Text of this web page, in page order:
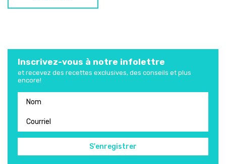
Inscrivez-vous à notre infolettre
et recevez des recettes exclusives, des conseils et plus
encore!